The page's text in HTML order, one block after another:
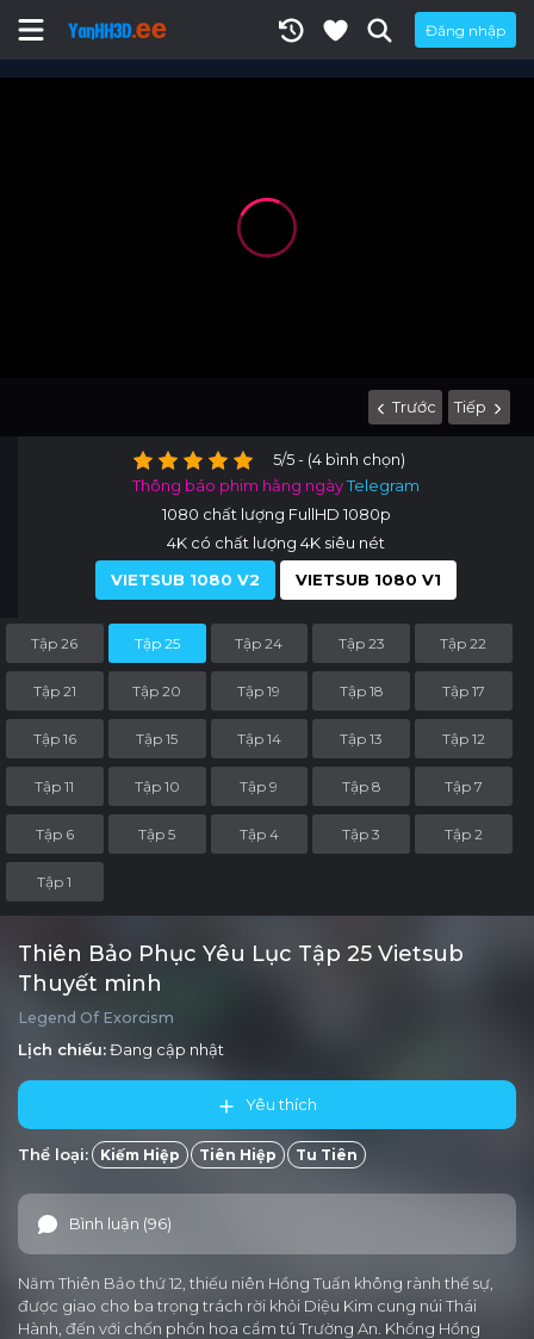
Đăng nhập
Trước Tiếp
5/5 - (4 bình chọn)
Thông báo phim hằng ngàyTelegram
1080 chất lượng FullHD 1080p
4K có chất lượng 4K siêu nét
VIETSUB 1080 V2
VIETSUB 1080 V1
Tập 26 Tập 25 Tập 24 Tập 23 Tập 22
Tập 21 Tập 20 Tập 19 Tập 18 Tập 17
Tập 16 Tập 15 Tập 14 Tập 13 Tập 12
Tập 11 Tập 10 Tập 9 Tập 8 Tập 7
Tập 6 Tập 5 Tập 4 Tập 3 Tập 2
Tập 1
Thiên Bảo Phục Yêu Lục Tập 25 Vietsub
Thuyết minh
Legend Of Exorcism
Lịch chiếu:Đang cập nhật
Yêu thích
Thể loại: Kiếm Hiệp Tiên Hiệp Tu Tiên
Bình luận (96)
Năm Thiên Bảo thứ 12, thiếu niên Hồng Tuấn không rành thế sự,
được giao cho ba trọng trách rời khỏi Diệu Kim cung núi Thái
Hành, đến với chốn phồn hoa cẩm tú Trường An. Khổng Hồng